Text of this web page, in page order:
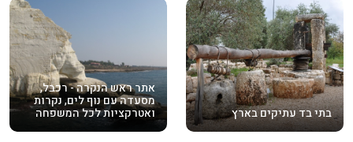
בתי בד עתיקים בארץ
אתר ראש הנקרה - רכבל,
מסעדה עם נוף לים, נקרות
ואטרקציות לכל המשפחה